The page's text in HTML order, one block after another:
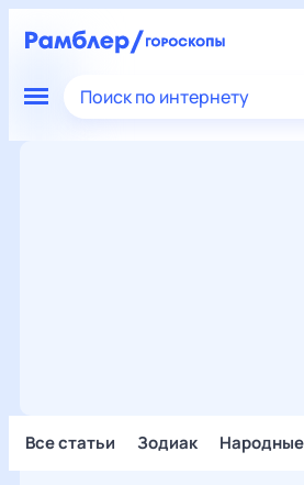
Поиск по интернету
Все статьи Зодиак